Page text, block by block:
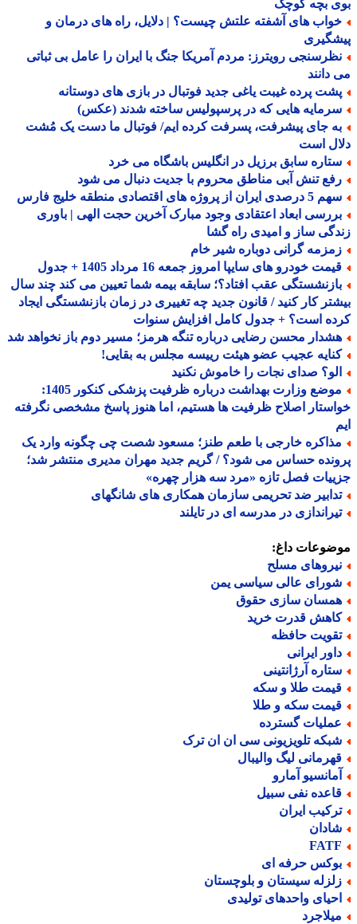
بچه کوچک
های آشفته علتش چیست؟ | دلایل، راه های درمان و
رویترز: مردم آمریکا جنگ با ایران را عامل بی ثباتی
پرده غیبت یاغی جدید فوتبال در بازی های دوستانه
هایی که در پرسپولیس ساخته شدند (عکس)
جای پیشرفت، پسرفت کرده ایم/ فوتبال ما دست یک مُشت
است
سابق برزیل در انگلیس باشگاه می خرد
تنش آبی مناطق محروم با جدیت دنبال می شود
از پروژه های اقتصادی منطقه خلیج فارس
ابعاد اعتقادی وجود مبارک آخرین حجت الهی | باوری
ساز و امیدی راه گشا
گرانی دوباره شیر خام
خودرو های سایپا امروز جمعه 16 مرداد 1405 + جدول
عقب افتاد؟؛ سابقه بیمه شما تعیین می کند چند سال
کار کنید / قانون جدید چه تغییری در زمان بازنشستگی ایجاد
است؟ + جدول کامل افزایش سنوات
محسن رضایی درباره تنگه هرمز؛ مسیر دوم باز نخواهد شد
عجیب عضو هیئت رییسه مجلس به بقایی!
صدای نجات را خاموش نکنید
موضع وزارت بهداشت درباره ظرفیت پزشکی کنکور 1405:
اصلاح ظرفیت ها هستیم، اما هنوز پاسخ مشخصی نگرفته
خارجی با طعم طنز؛ مسعود شصت چی چگونه وارد یک
حساس می شود؟ / گریم جدید مهران مدیری منتشر شد؛
فصل تازه «مرد سه هزار چهره»
ضد تحریمی سازمان همکاری های شانگهای
در مدرسه ای در تایلند
داغ:
مسلح
عالی سیاسی یمن
سازی حقوق
قدرت خرید
حافظه
ایرانی
آرژانتینی
طلا و سکه
سکه و طلا
گسترده
تلویزیونی سی ان ان ترک
لیگ والیبال
آمارو
نفی سبیل
ایران
حرفه ای
سیستان و بلوچستان
واحدهای تولیدی